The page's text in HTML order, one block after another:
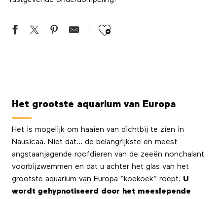
Ajouter aux
Het grootste aquarium van Europa
Het is mogelijk om haaien van dichtbij te zien in
Nausicaa. Niet dat… de belangrijkste en meest
angstaanjagende roofdieren van de zeeën nonchalant
voorbijzwemmen en dat u achter het glas van het
grootste aquarium van Europa “koekoek” roept. U
wordt gehypnotiseerd door het meeslepende